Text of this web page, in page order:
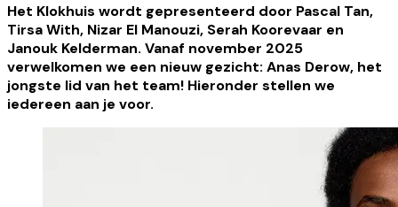
Het Klokhuis wordt gepresenteerd door Pascal Tan,
Tirsa With, Nizar El Manouzi, Serah Koorevaar en
Janouk Kelderman. Vanaf november 2025
verwelkomen we een nieuw gezicht: Anas Derow, het
jongste lid van het team! Hieronder stellen we
iedereen aan je voor.